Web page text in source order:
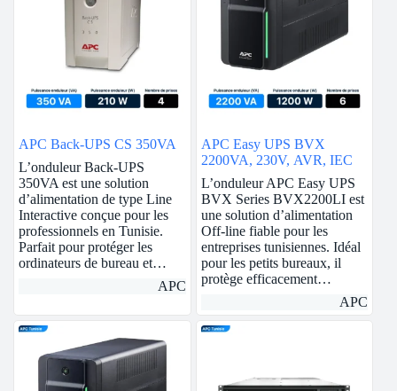
APC Back-UPS CS 350VA
L’onduleur Back-UPS
350VA est une solution
d’alimentation de type Line
Interactive conçue pour les
professionnels en Tunisie.
Parfait pour protéger les
ordinateurs de bureau et…
APC
APC Easy UPS BVX
2200VA, 230V, AVR, IEC
L’onduleur APC Easy UPS
BVX Series BVX2200LI est
une solution d’alimentation
Off-line fiable pour les
entreprises tunisiennes. Idéal
pour les petits bureaux, il
protège efficacement…
APC